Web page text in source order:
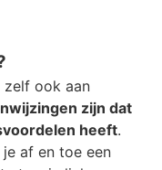
zelf ook aan
zijn dat
heeft.
af en toe een